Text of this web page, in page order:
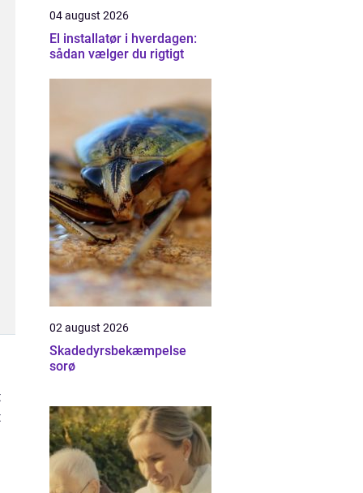
04 august 2026
El installatør i hverdagen:
sådan vælger du rigtigt
02 august 2026
Skadedyrsbekæmpelse
sorø